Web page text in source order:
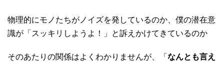
物理的にモノたちがノイズを発しているのか、僕の潜在意
識が「スッキリしようよ！」と訴えかけてきているのか
そのあたりの関係はよくわかりませんが、「なんとも言え